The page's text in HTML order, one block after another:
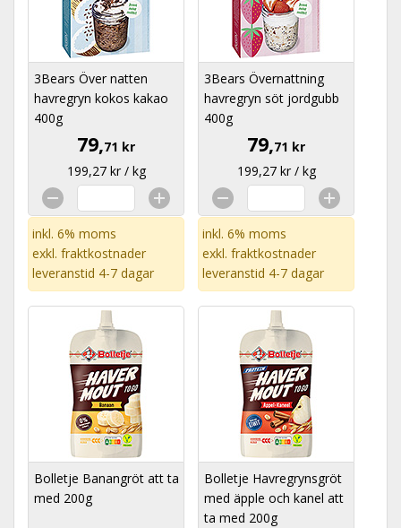
3Bears Över natten
havregryn kokos kakao
400g
79,71 kr
199,27 kr / kg
inkl. 6% moms
exkl. fraktkostnader
leveranstid 4-7 dagar
3Bears Övernattning
havregryn söt jordgubb
400g
79,71 kr
199,27 kr / kg
inkl. 6% moms
exkl. fraktkostnader
leveranstid 4-7 dagar
Bolletje Banangröt att ta
med 200g
Bolletje Havregrynsgröt
med äpple och kanel att
ta med 200g